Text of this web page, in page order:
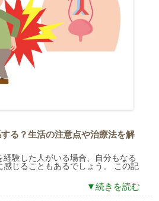
る？生活の注意点や治療法を解
験した人がいる場合、自分もなる
じることもあるでしょう。 この記
▼続きを読む